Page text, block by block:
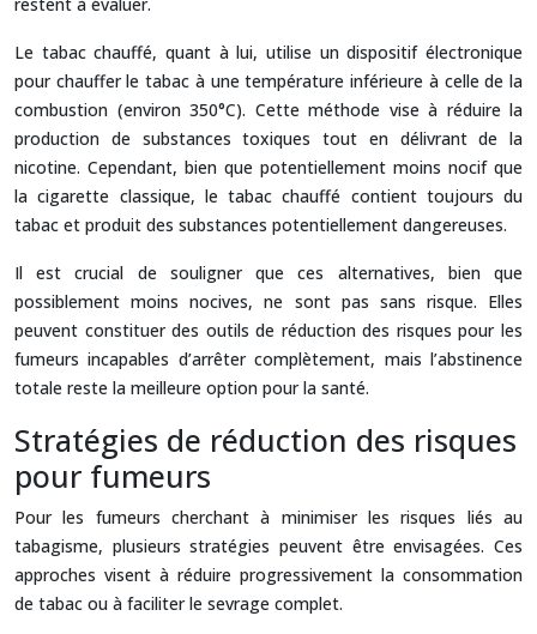
Le tabac chauffé, quant à lui, utilise un dispositif électronique
pour chauffer le tabac à une température inférieure à celle de la
combustion (environ 350°C). Cette méthode vise à réduire la
production de substances toxiques tout en délivrant de la
nicotine. Cependant, bien que potentiellement moins nocif que
la cigarette classique, le tabac chauffé contient toujours du
tabac et produit des substances potentiellement dangereuses.
Il est crucial de souligner que ces alternatives, bien que
possiblement moins nocives, ne sont pas sans risque. Elles
peuvent constituer des outils de réduction des risques pour les
fumeurs incapables d’arrêter complètement, mais l’abstinence
totale reste la meilleure option pour la santé.
Stratégies de réduction des risques
pour fumeurs
Pour les fumeurs cherchant à minimiser les risques liés au
tabagisme, plusieurs stratégies peuvent être envisagées. Ces
approches visent à réduire progressivement la consommation
de tabac ou à faciliter le sevrage complet.